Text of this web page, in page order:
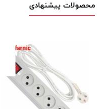
محصولات پیشنهادی